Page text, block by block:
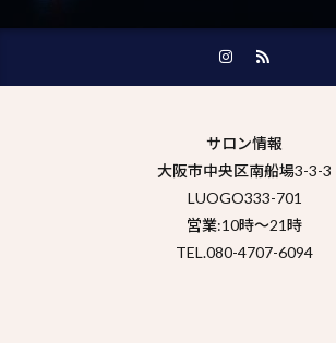
サロン情報
大阪市中央区南船場3-3-3
LUOGO333-701
営業:10時～21時
TEL.080-4707-6094